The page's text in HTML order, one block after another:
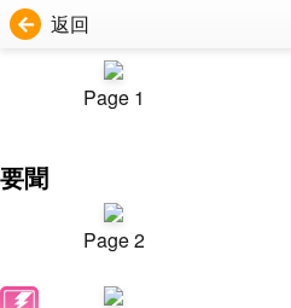
返回
Page 1
要聞
Page 2